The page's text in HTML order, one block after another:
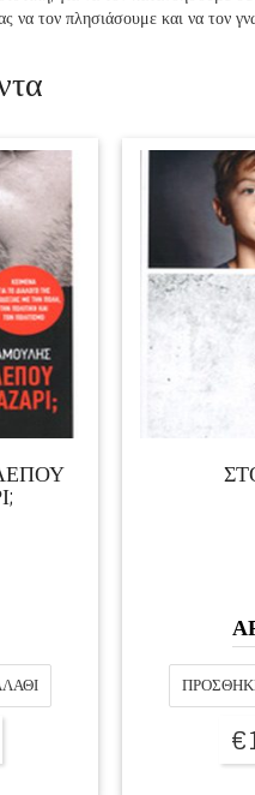
να τον πλησιάσουμε και να τον
€